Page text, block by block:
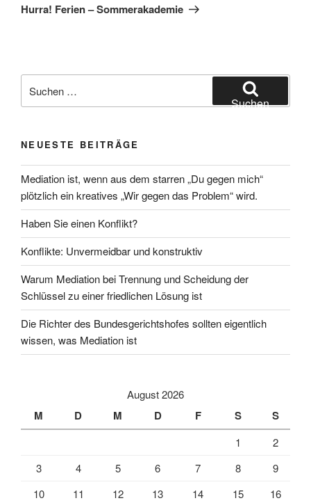
Beitrag
Hurra! Ferien – Sommerakademie
nach:
Suchen
NEUESTE BEITRÄGE
Mediation ist, wenn aus dem starren „Du gegen mich“
plötzlich ein kreatives „Wir gegen das Problem“ wird.
Haben Sie einen Konflikt?
Konflikte: Unvermeidbar und konstruktiv
Warum Mediation bei Trennung und Scheidung der
Schlüssel zu einer friedlichen Lösung ist
Die Richter des Bundesgerichtshofes sollten eigentlich
wissen, was Mediation ist
August 2026
M D M D F S S
1
2
3
4 5 6 7 8
9
10
11 12 13 14 15
16